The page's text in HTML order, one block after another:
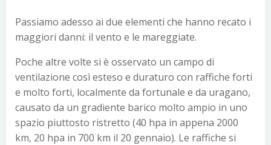
Passiamo adesso ai due elementi che hanno recato i
maggiori danni: il vento e le mareggiate.
Poche altre volte si è osservato un campo di
ventilazione così esteso e duraturo con raffiche forti
e molto forti, localmente da fortunale e da uragano,
causato da un gradiente barico molto ampio in uno
spazio piuttosto ristretto (40 hpa in appena 2000
km, 20 hpa in 700 km il 20 gennaio). Le raffiche si